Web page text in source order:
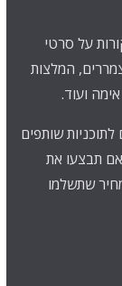
על סרטי
המלצות
ועוד.
שותפים
תבצעו את
שתשלמו